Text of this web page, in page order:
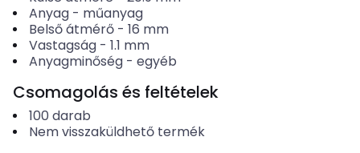
Anyag- műanyag
Belső átmérő- 16 mm
Vastagság- 1.1 mm
Anyagminőség- egyéb
Csomagolás és feltételek
100 darab
Nem visszaküldhető termék